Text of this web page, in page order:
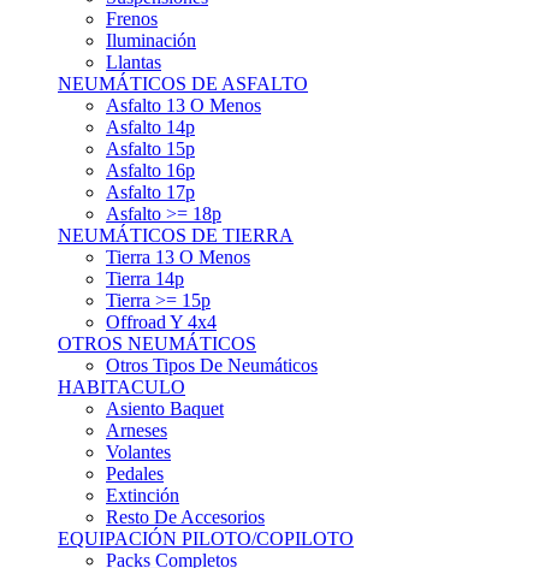
Frenos
Iluminación
Llantas
NEUMÁTICOS DE ASFALTO
Asfalto 13 O Menos
Asfalto 14p
Asfalto 15p
Asfalto 16p
Asfalto 17p
Asfalto >= 18p
NEUMÁTICOS DE TIERRA
Tierra 13 O Menos
Tierra 14p
Tierra >= 15p
Offroad Y 4x4
OTROS NEUMÁTICOS
Otros Tipos De Neumáticos
HABITACULO
Asiento Baquet
Arneses
Volantes
Pedales
Extinción
Resto De Accesorios
EQUIPACIÓN PILOTO/COPILOTO
Packs Completos